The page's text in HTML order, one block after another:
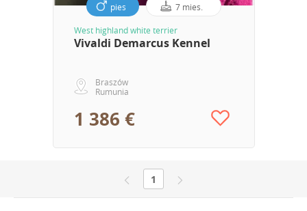
pies 7 mies.
West highland white terrier
Vivaldi Demarcus Kennel
Braszów
Rumunia
1 386 €
1